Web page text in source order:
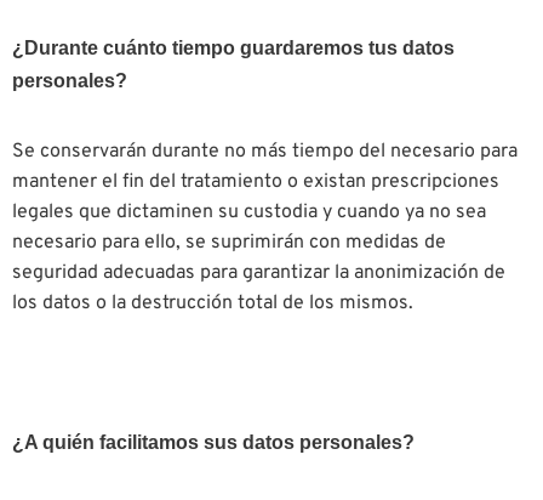
¿Durante cuánto tiempo guardaremos tus datos
personales?
Se conservarán durante no más tiempo del necesario para
mantener el fin del tratamiento o existan prescripciones
legales que dictaminen su custodia y cuando ya no sea
necesario para ello, se suprimirán con medidas de
seguridad adecuadas para garantizar la anonimización de
los datos o la destrucción total de los mismos.
¿A quién facilitamos sus datos personales?